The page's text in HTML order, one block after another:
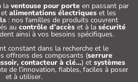
la ventouse pour porteen passant par
alimentations électriqueset les
: nos familles de produits couvrent
au contrôle d’accès et à la sécurité
ainsi à vos besoins spécifiques.
constant dans la recherche et le
offrons des composants (serrure
contacteur à clé…) et systèmes
de l’innovation, fiables, faciles à poser
et à utiliser.